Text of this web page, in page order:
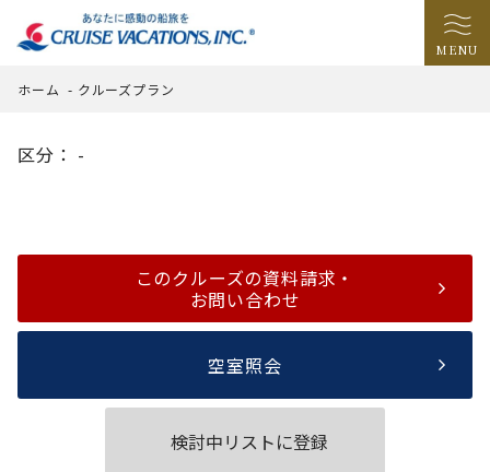
MENU
ホーム - クルーズプラン
区分： -
このクルーズの資料請求・
お問い合わせ
空室照会
検討中リストに登録